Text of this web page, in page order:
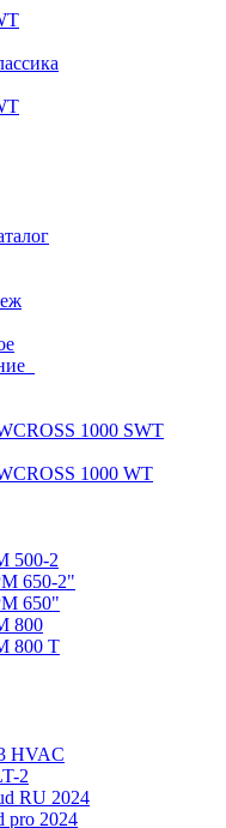
1000 SWT
1000 WT
500-2
650-2"
650"
800
800 Т
HVAC
2
RU 2024
pro 2024